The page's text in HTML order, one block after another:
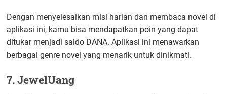
Dengan menyelesaikan misi harian dan membaca novel di
aplikasi ini, kamu bisa mendapatkan poin yang dapat
ditukar menjadi saldo DANA. Aplikasi ini menawarkan
berbagai genre novel yang menarik untuk dinikmati.
7. JewelUang